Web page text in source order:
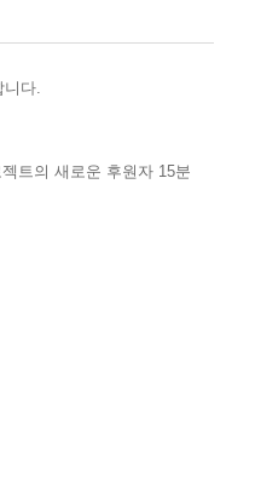
니다.
트의 새로운 후원자 15분